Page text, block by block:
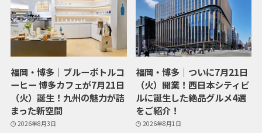
福岡・博多｜ブルーボトルコ
ーヒー 博多カフェが7月21日
（火）誕生！九州の魅力が詰
まった新空間
2026年8月3日
福岡・博多｜ついに7月21日
（火）開業！西日本シティビ
ルに誕生した絶品グルメ4選
をご紹介！
2026年8月1日